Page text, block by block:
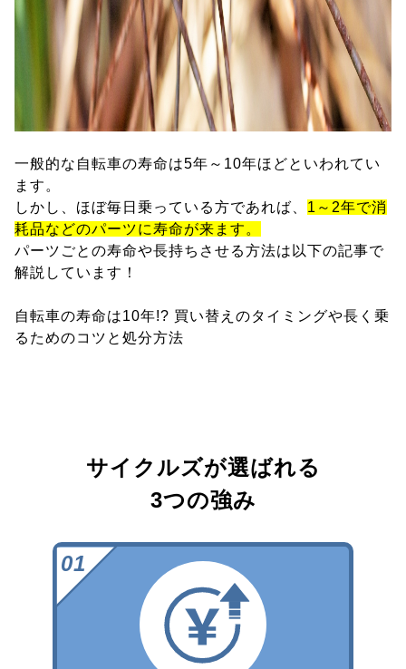
一般的な自転車の寿命は5年～10年ほどといわれてい
ます。
しかし、ほぼ毎日乗っている方であれば、 1～2年で消
耗品などのパーツに寿命が来ます。
パーツごとの寿命や長持ちさせる方法は以下の記事で
解説しています！
自転車の寿命は10年!? 買い替えのタイミングや長く乗
るためのコツと処分方法
サイクルズが選ばれる
3つの強み